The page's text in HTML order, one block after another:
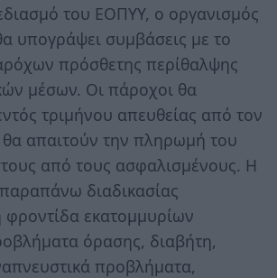
του ΕΟΠΥΥ, ο οργανισμός
υπογράψει συμβάσεις με το
πρόσθετης περίθαλψης
μέσων. Οι πάροχοι θα
τριμήνου απευθείας από τον
απαιτούν την πληρωμή του
από τους ασφαλισμένους. Η
διαδικασίας
φροντίδα εκατομμυρίων
όρασης, διαβήτη,
προβλήματα,